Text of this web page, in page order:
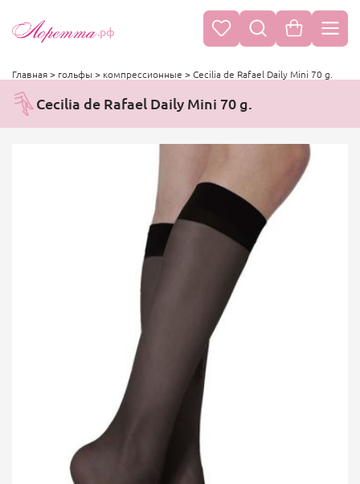
.рф
Главная> гольфы > компрессионные > Cecilia de Rafael Daily Mini 70 g.
Cecilia de Rafael Daily Mini 70 g.